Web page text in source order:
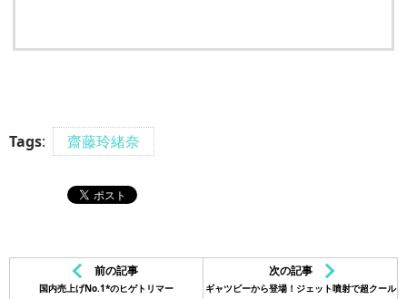
Tags: 齋藤玲緒奈
前の記事
国内売上げNo.1*のヒゲトリマー
次の記事
ギャツビーから登場！ジェット噴射で超クール